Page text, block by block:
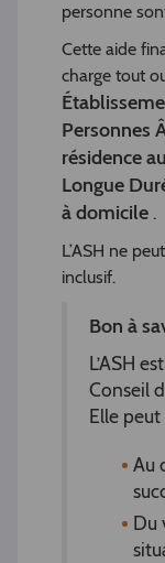
personne
Cette aide
charge tout
Personnes
résidence
Longue
à domicile .
L’ASH ne
inclusif.
Bon à
L’ASH
Conseil
Elle
Au
Du